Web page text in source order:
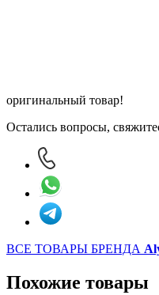
оригинальный товар!
Остались вопросы,
ВСЕ ТОВАРЫ БРЕНДА
Похожие товары